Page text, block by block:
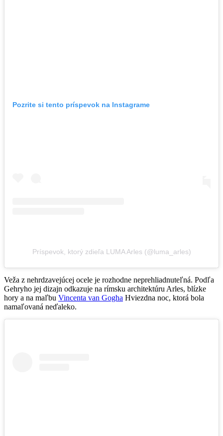
Pozrite si tento príspevok na Instagrame
Príspevok, ktorý zdieľa LUMA Arles (@luma_arles)
Veža z nehrdzavejúcej ocele je rozhodne neprehliadnuteľná. Podľa
Gehryho jej dizajn odkazuje na rímsku architektúru Arles, blízke
hory a na maľbu Vincenta van Gogha Hviezdna noc, ktorá bola
namaľovaná neďaleko.